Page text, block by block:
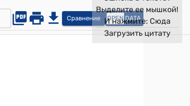
Сравнение OPEN DATA
Выделите ее мышкой!
И нажмите: Сюда
Загрузить цитату